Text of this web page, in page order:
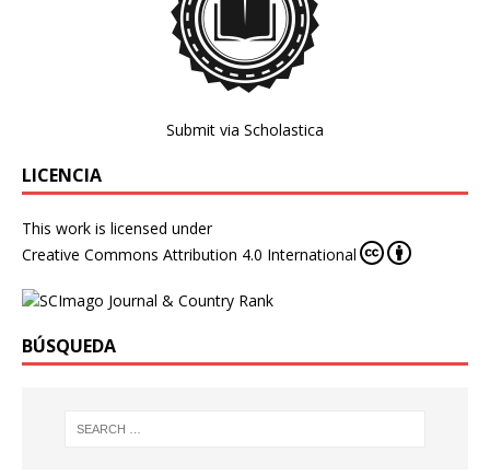
Submit via Scholastica
LICENCIA
This work is licensed under
Creative Commons Attribution 4.0 International
BÚSQUEDA